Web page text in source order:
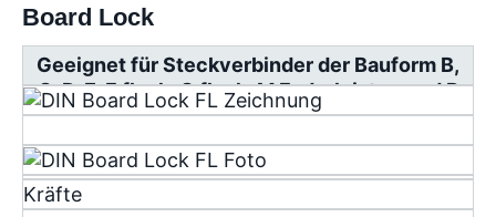
Board Lock
Geeignet für Steckverbinder der Bauform B,
C, D, E, F flach, G flach, M Federleisten und R
Messerleisten
Kräfte